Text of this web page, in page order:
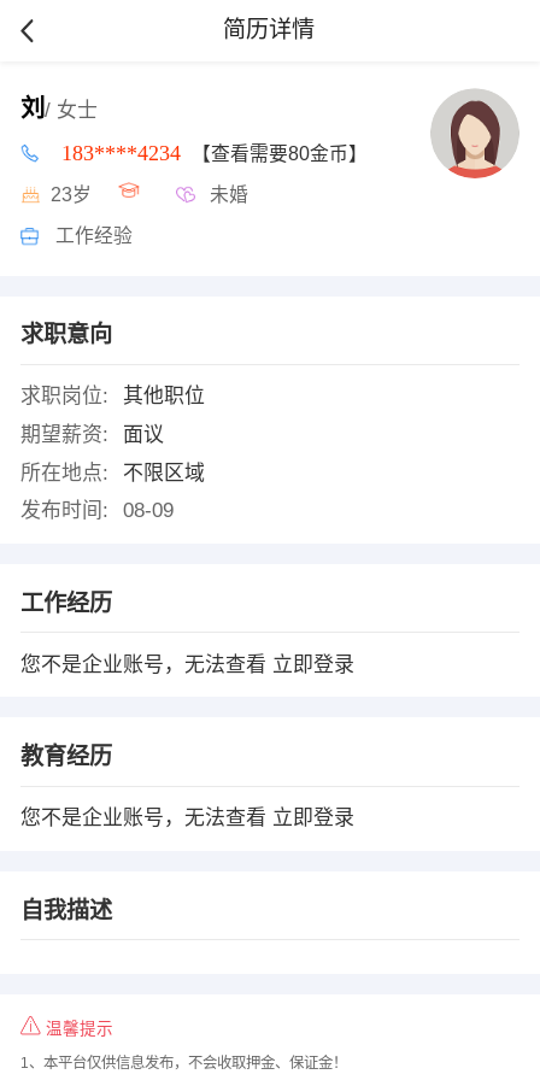
简历详情
刘 / 女士
183****4234 【查看需要80金币】
23岁 未婚
工作经验
求职意向
求职岗位:
其他职位
期望薪资:
面议
所在地点:
不限区域
发布时间:
08-09
工作经历
您不是企业账号，无法查看 立即登录
教育经历
您不是企业账号，无法查看 立即登录
自我描述
温馨提示
1、本平台仅供信息发布，不会收取押金、保证金！